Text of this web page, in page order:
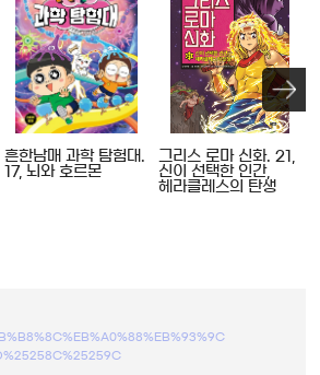
흔한남매 과학 탐험대.
17, 뇌와 호르몬
그리스 로마 신화. 21,
신이 선택한 인간,
헤라클레스의 탄생